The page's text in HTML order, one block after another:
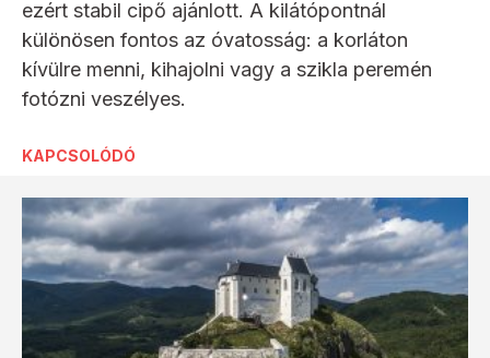
ezért stabil cipő ajánlott. A kilátópontnál
különösen fontos az óvatosság: a korláton
kívülre menni, kihajolni vagy a szikla peremén
fotózni veszélyes.
KAPCSOLÓDÓ